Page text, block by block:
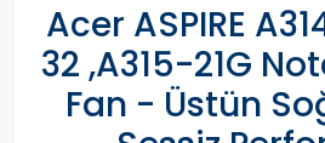
Acer ASPIRE
32 ,A315-21G
Fan - Üstün